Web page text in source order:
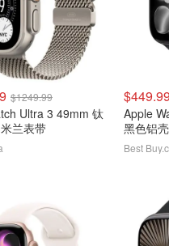
$1249.99
Ultra 3 49mm 钛
兰表带
$449.99
Apple
黑色铝
Best